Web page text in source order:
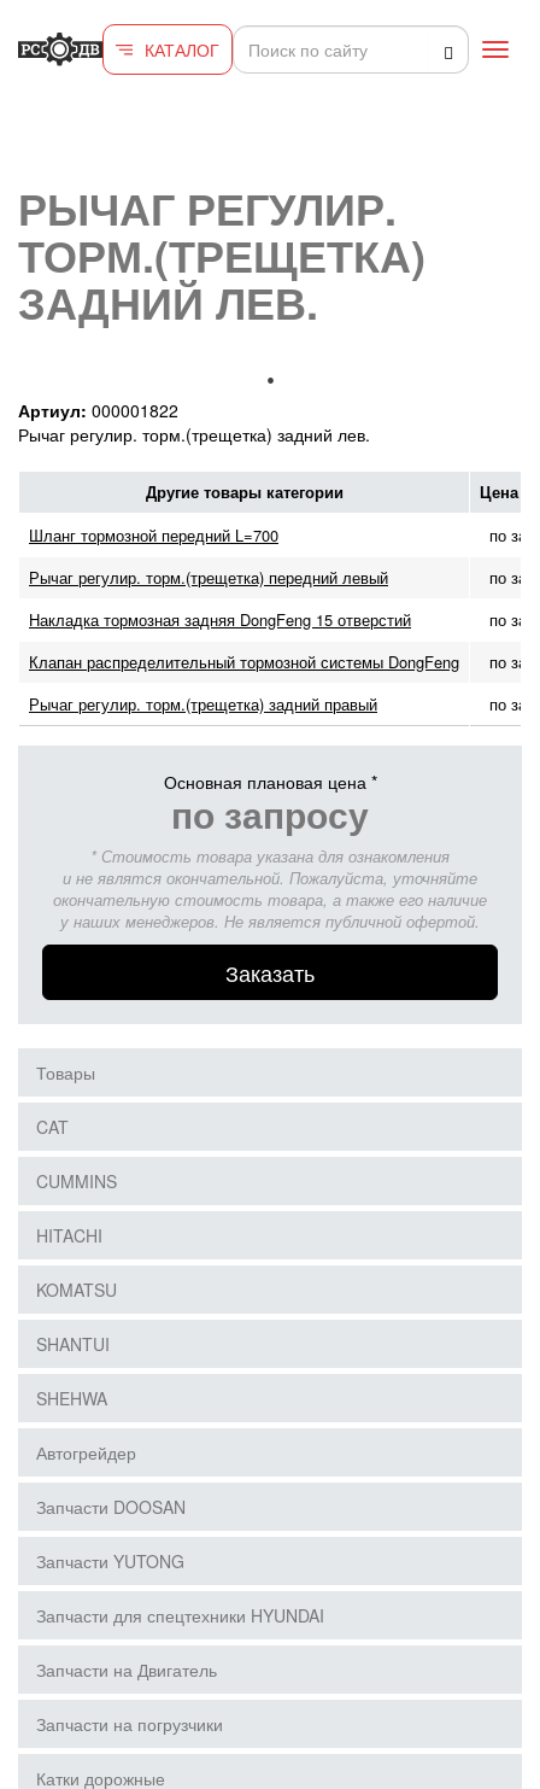
КАТАЛОГ
РЫЧАГ РЕГУЛИР.
ТОРМ.(ТРЕЩЕТКА)
ЗАДНИЙ ЛЕВ.
Артиул: 000001822
Рычаг регулир. торм.(трещетка) задний лев.
Другие товары категории Цена с
Шланг тормозной передний L=700
по
Рычаг регулир. торм.(трещетка) передний левый
по
Накладка тормозная задняя DongFeng 15 отверстий
по
Клапан распределительный тормозной системы DongFeng
по
Рычаг регулир. торм.(трещетка) задний правый
по
Основная плановая цена *
по запросу
* Стоимость товара указана для ознакомления
и не являтся окончательной. Пожалуйста, уточняйте
окончательную стоимость товара, а также его наличие
у наших менеджеров. Не является публичной офертой.
Заказать
Товары
CAT
CUMMINS
HITACHI
KOMATSU
SHANTUI
SHEHWA
Автогрейдер
Запчасти DOOSAN
Запчасти YUTONG
Запчасти для спецтехники HYUNDAI
Запчасти на Двигатель
Запчасти на погрузчики
Катки дорожные